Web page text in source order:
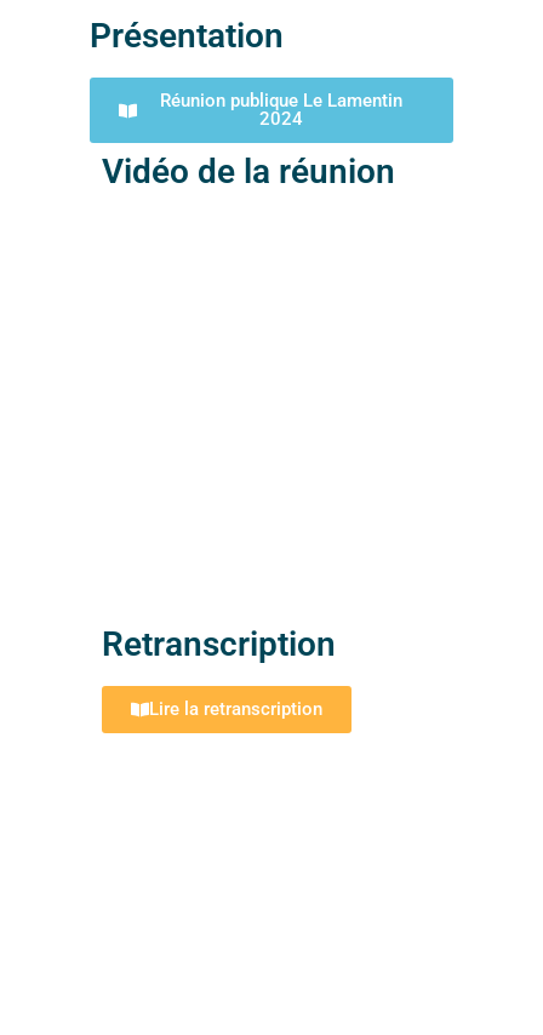
Présentation
Réunion publique Le Lamentin
2024
Vidéo de la réunion
Retranscription
Lire la retranscription